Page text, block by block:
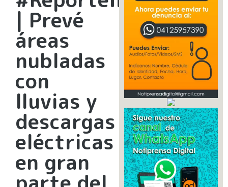
| Prevé
áreas
nubladas
con
lluvias y
descargas
eléctricas
en gran